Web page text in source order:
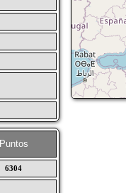
Puntos
6304